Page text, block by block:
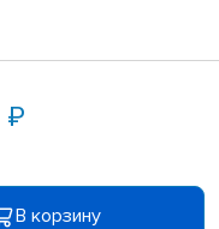
В корзину